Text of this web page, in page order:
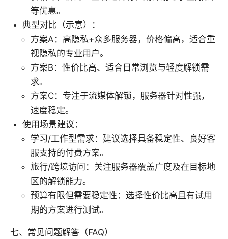
等优惠。
典型对比（示意）：
方案A：高隐私+众多服务器，价格偏高，适合重
视隐私的专业用户。
方案B：性价比高、适合日常浏览与轻度解锁需
求。
方案C：专注于流媒体解锁，服务器针对性强，
速度稳定。
使用场景建议：
学习/工作型需求：建议选择具备稳定性、良好客
服支持的付费方案。
旅行/跨境访问：关注服务器覆盖广度及在目标地
区的解锁能力。
预算有限但需要稳定性：选择性价比高且有试用
期的方案进行测试。
七、常见问题解答（FAQ）